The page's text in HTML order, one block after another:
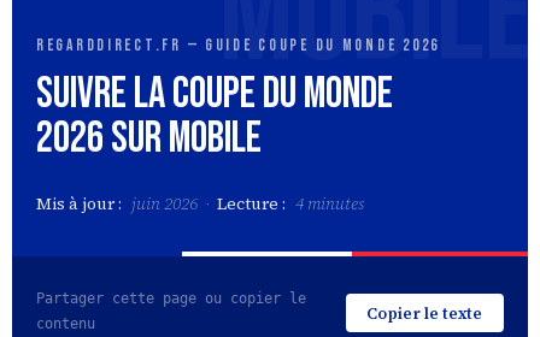
RegardDirect.fr — Guide Coupe du Monde 2026
Suivre la Coupe du Monde
2026 sur Mobile
Mis à jour : juin 2026 · Lecture : 4 minutes
Partager cette page ou copier le
contenu
Copier le texte